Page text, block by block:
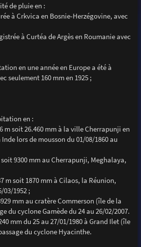
de pluie en :
à Crkvica en Bosnie-Herzégovine, avec
à Curtéa de Argès en Roumanie avec
en une année en Europe a été à
seulement 160 mm en 1925 ;
en :
m soit 26.460 mm à la ville Cherrapunji en
lors de mousson du 01/08/1860 au
soit 9300 mm au Cherrapunji, Meghalaya,
m soit 1870 mm à Cilaos, la Réunion,
03/1952 ;
mm au cratère Commerson (île de la
du cyclone Gamède du 24 au 26/02/2007.
mm du 25 au 27/01/1980 à Grand Ilet (île
du cyclone Hyacinthe.